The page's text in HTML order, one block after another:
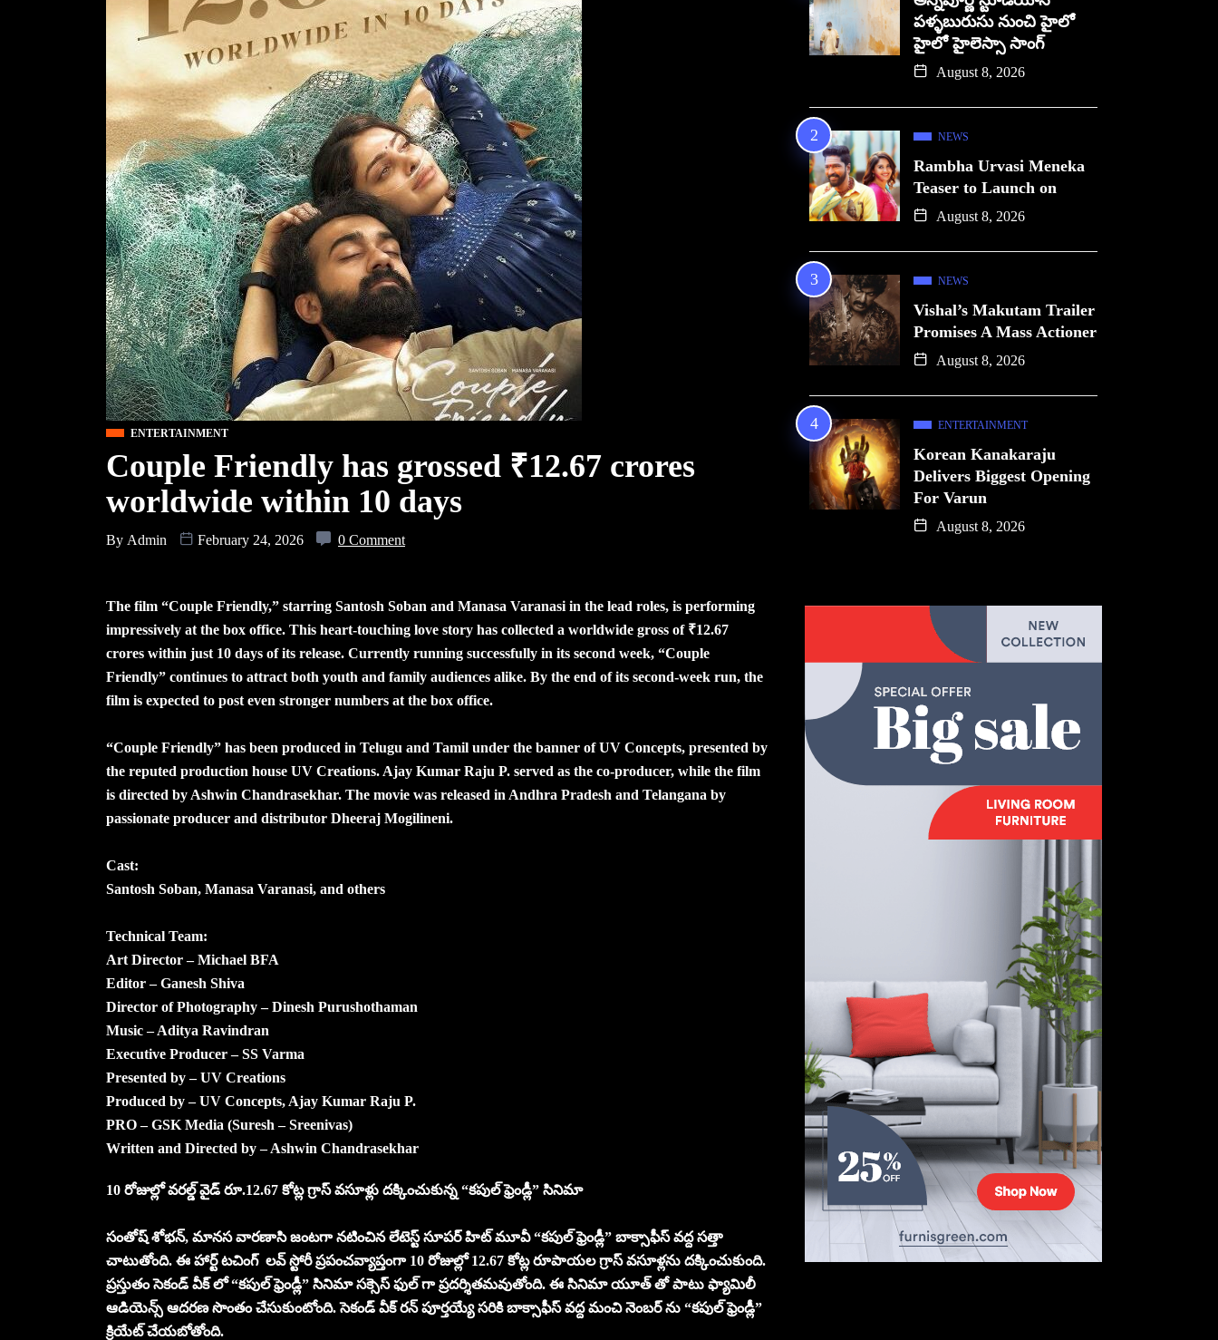
ENTERTAINMENT
Couple Friendly has grossed ₹12.67 crores
worldwide within 10 days
By Admin February 24, 2026 0 Comment
The film “Couple Friendly,” starring Santosh Soban and Manasa Varanasi in the lead roles, is performing
impressively at the box office. This heart-touching love story has collected a worldwide gross of ₹12.67
crores within just 10 days of its release. Currently running successfully in its second week, “Couple
Friendly” continues to attract both youth and family audiences alike. By the end of its second-week run, the
film is expected to post even stronger numbers at the box office.
“Couple Friendly” has been produced in Telugu and Tamil under the banner of UV Concepts, presented by
the reputed production house UV Creations. Ajay Kumar Raju P. served as the co-producer, while the film
is directed by Ashwin Chandrasekhar. The movie was released in Andhra Pradesh and Telangana by
passionate producer and distributor Dheeraj Mogilineni.
Cast:
Santosh Soban, Manasa Varanasi, and others
Technical Team:
Art Director – Michael BFA
Editor – Ganesh Shiva
Director of Photography – Dinesh Purushothaman
Music – Aditya Ravindran
Executive Producer – SS Varma
Presented by – UV Creations
Produced by – UV Concepts, Ajay Kumar Raju P.
PRO – GSK Media (Suresh – Sreenivas)
Written and Directed by – Ashwin Chandrasekhar
10 రోజుల్లో వరల్డ్ వైడ్ రూ.12.67 కోట్ల గ్రాస్ వసూళ్లు దక్కించుకున్న “కపుల్ ఫ్రెండ్లీ” సినిమా
సంతోష్ శోభన్, మానస వారణాసి జంటగా నటించిన లేటెస్ట్ సూపర్ హిట్ మూవీ “కపుల్ ఫ్రెండ్లీ” బాక్సాఫీస్ వద్ద సత్తా
చాటుతోంది. ఈ హార్ట్ టచింగ్ లవ్ స్టోరీ ప్రపంచవ్యాప్తంగా 10 రోజుల్లో 12.67 కోట్ల రూపాయల గ్రాస్ వసూళ్లను దక్కించుకుంది.
ప్రస్తుతం సెకండ్ వీక్ లో “కపుల్ ఫ్రెండ్లీ” సినిమా సక్సెస్ ఫుల్ గా ప్రదర్శితమవుతోంది. ఈ సినిమా యూత్ తో పాటు ఫ్యామిలీ
ఆడియెన్స్ ఆదరణ సొంతం చేసుకుంటోంది. సెకండ్ వీక్ రన్ పూర్తయ్యే సరికి బాక్సాఫీస్ వద్ద మంచి నెంబర్ ను “కపుల్ ఫ్రెండ్లీ”
క్రియేట్ చేయబోతోంది.
పళ్ళబురుసు నుంచి హైలో
హైలో హైలెస్సా సాంగ్
August 8, 2026
NEWS
Rambha Urvasi Meneka
Teaser to Launch on
August 8, 2026
NEWS
Vishal’s Makutam Trailer
Promises A Mass Actioner
August 8, 2026
ENTERTAINMENT
Korean Kanakaraju
Delivers Biggest Opening
For Varun
August 8, 2026